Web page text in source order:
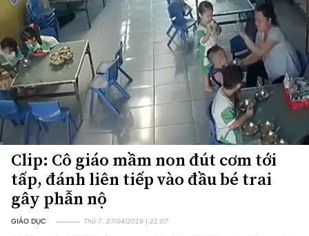
Clip: Cô giáo mầm non đút cơm tới
tấp, đánh liên tiếp vào đầu bé trai
gây phẫn nộ
GIÁO DỤC Thứ 7, 27/04/2019 | 21:07